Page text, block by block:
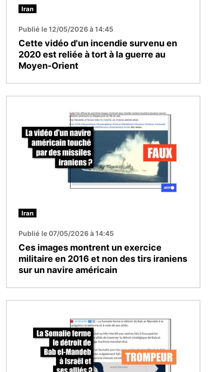
Iran
Publié le 12/05/2026 à 14:45
Cette vidéo d'un incendie survenu en
2020 est reliée à tort à la guerre au
Moyen-Orient
Iran
Publié le 07/05/2026 à 14:45
Ces images montrent un exercice
militaire en 2016 et non des tirs iraniens
sur un navire américain